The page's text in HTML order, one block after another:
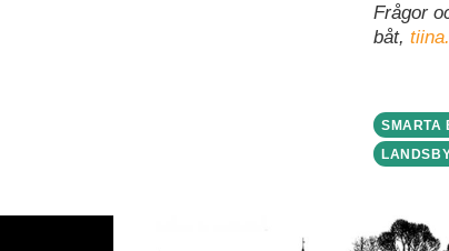
SMARTA
Frågor
båt,